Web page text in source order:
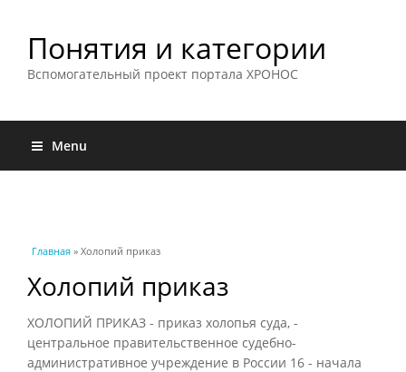
Понятия и категории
Вспомогательный проект портала ХРОНОС
Menu
Вы здесь
Главная » Холопий приказ
Холопий приказ
ХОЛОПИЙ ПРИКАЗ - приказ холопья суда, -
центральное правительственное судебно-
административное учреждение в России 16 - начала